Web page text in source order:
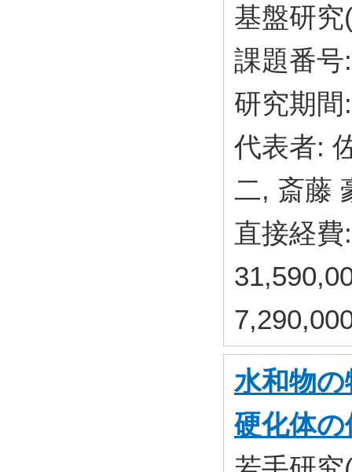
基盤研究
課題番号
研究期
代表者:
二, 斎藤
直接経
水和物
硬化体